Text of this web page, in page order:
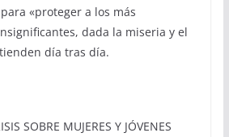
«proteger a los más
dada la miseria y el
día tras día.
SOBRE MUJERES Y JÓVENES